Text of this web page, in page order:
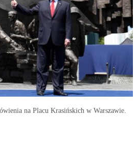
na Placu Krasińskich w Warszawie.